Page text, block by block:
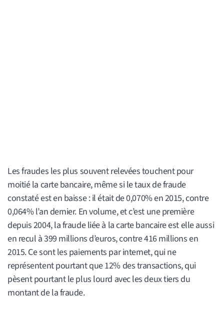
Les fraudes les plus souvent relevées touchent pour
moitié la carte bancaire, même si le taux de fraude
constaté est en baisse : il était de 0,070% en 2015, contre
0,064% l’an dernier. En volume, et c’est une première
depuis 2004, la fraude liée à la carte bancaire est elle aussi
en recul à 399 millions d’euros, contre 416 millions en
2015. Ce sont les paiements par internet, qui ne
représentent pourtant que 12% des transactions, qui
pèsent pourtant le plus lourd avec les deux tiers du
montant de la fraude.